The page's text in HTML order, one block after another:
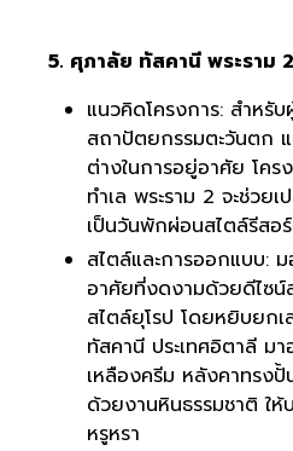
5. ศุภาลัย ทัสคานี พระราม
แนวคิดโครงการ: สำหรั
สถาปัตยกรรมตะวันตก
ต่างในการอยู่อาศัย โค
ทำเล พระราม 2 จะช่วย
เป็นวันพักผ่อนสไตล์รีสอ
สไตล์และการออกแบบ:
อาศัยที่งดงามด้วยดีไซ
สไตล์ยุโรป โดยหยิบยก
ทัสคานี ประเทศอิตาลี ม
เหลืองครีม หลังคาทรง
ด้วยงานหินธรรมชาติ ให้
หรูหรา